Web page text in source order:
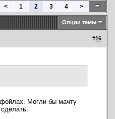
< 1 2 3 4 >
Опции темы
#16
Могли бы мачту